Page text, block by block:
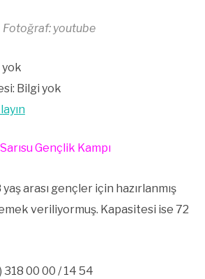
Fotoğraf: youtube
yok
Bilgi yok
Gençlik Kampı
yaş arası gençler için hazırlanmış
veriliyormuş. Kapasitesi ise 72
318 00 00 / 14 54